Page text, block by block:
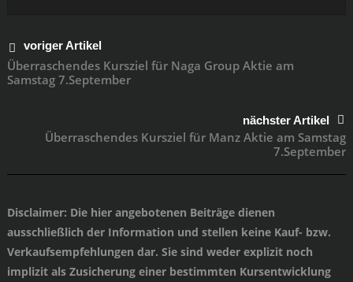
voriger Artikel
Überraschendes Kursziel für Naga Group Aktie am
Samstag 7.September
nächster Artikel
Überraschendes Kursziel für Manz Aktie am Samstag
7.September
Disclaimer: Die hier angebotenen Beiträge dienen
ausschließlich der Information und stellen keine Kauf- bzw.
Verkaufsempfehlungen dar. Sie sind weder explizit noch
implizit als Zusicherung einer bestimmten Kursentwicklung